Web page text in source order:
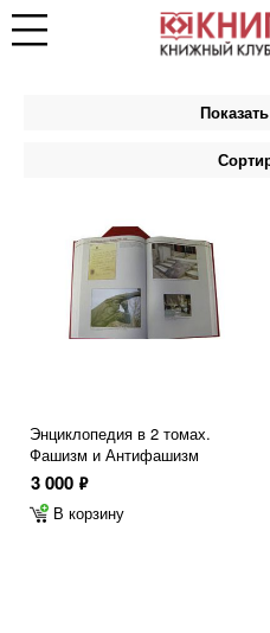
Энциклопедия в 2 томах.
Фашизм и Антифашизм
3 000 ф
В корзину